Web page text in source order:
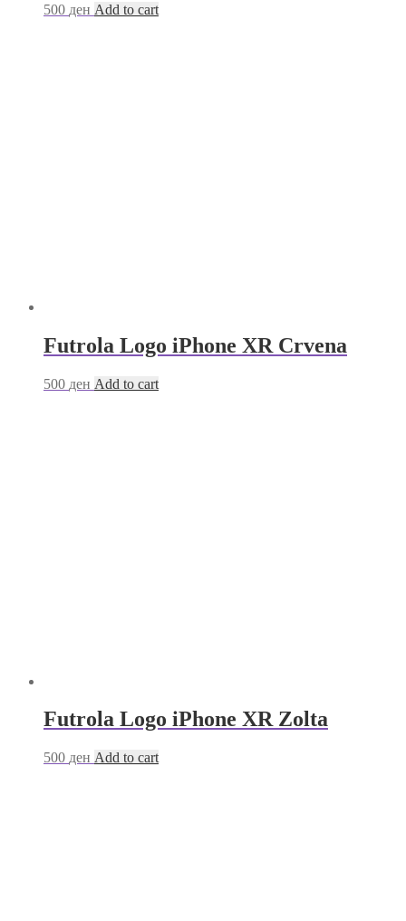
500 ден Add to cart
Futrola Logo iPhone XR Crvena
500 ден Add to cart
Futrola Logo iPhone XR Zolta
500 ден Add to cart